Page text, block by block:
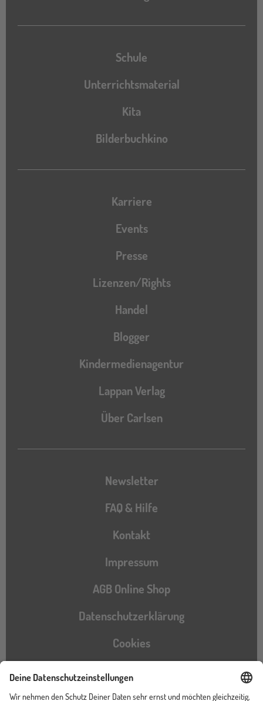
Schule
Unterrichtsmaterial
Kita
Bilderbuchkino
Karriere
Events
Presse
Lizenzen/Rights
Handel
Blogger
Kindermedienagentur
Lappan Verlag
Über Carlsen
Newsletter
FAQ & Hilfe
Kontakt
Impressum
AGB Online Shop
Datenschutzerklärung
Cookies
Barrierefreiheitserklärung